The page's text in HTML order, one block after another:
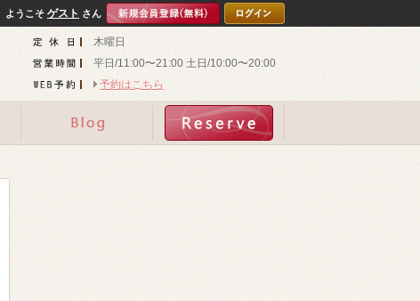
木曜日
平日/11:00〜21:00 土日/10:00〜20:00
予約はこちら
ようこそ ゲスト さん